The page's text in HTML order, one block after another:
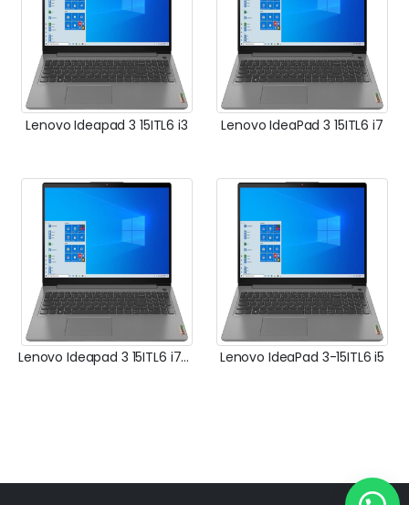
Lenovo Ideapad 3 15ITL6 i3 Lenovo IdeaPad 3 15ITL6 i7
Lenovo Ideapad 3 15ITL6 i7-1165G7 Lenovo IdeaPad 3-15ITL6 i5